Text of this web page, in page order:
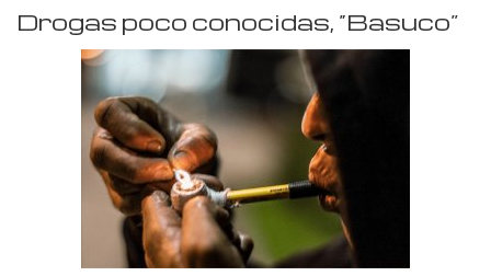
Drogas poco conocidas, “Basuco”